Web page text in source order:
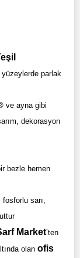
parlak
ve ayna gibi
dekorasyon
bezle hemen
sarı,
Market’ten
olan ofis